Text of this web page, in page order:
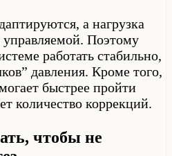
а нагрузка
Поэтому
работать стабильно,
давления. Кроме того,
быстрее пройти
количество коррекций.
чтобы не